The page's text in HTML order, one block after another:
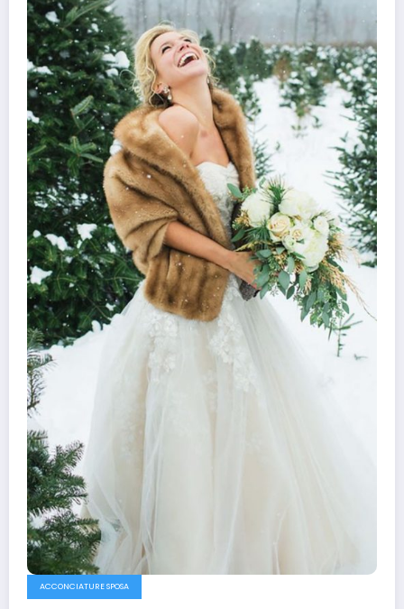
ACCONCIATURE SPOSA